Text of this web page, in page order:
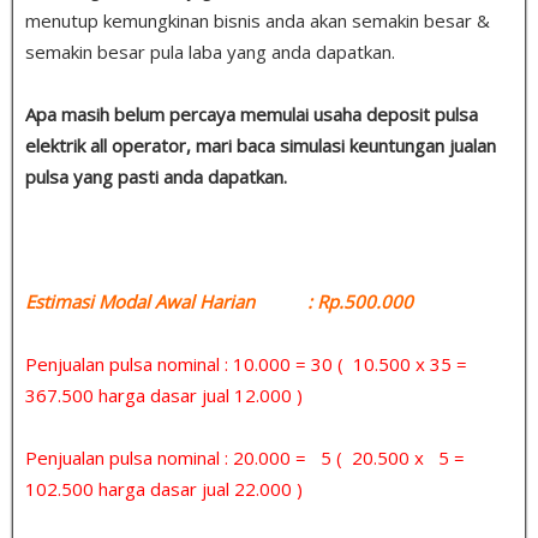
menutup kemungkinan bisnis anda akan semakin besar &
semakin besar pula laba yang anda dapatkan.
Apa masih belum percaya memulai usaha deposit pulsa
elektrik all operator, mari baca simulasi keuntungan jualan
pulsa yang pasti anda dapatkan.
Estimasi Modal Awal Harian : Rp.500.000
Penjualan pulsa nominal : 10.000 = 30 ( 10.500 x 35 =
367.500 harga dasar jual 12.000 )
Penjualan pulsa nominal : 20.000 = 5 ( 20.500 x 5 =
102.500 harga dasar jual 22.000 )